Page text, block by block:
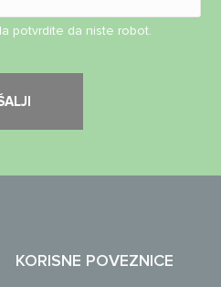
potvrdite da niste robot.
KORISNE POVEZNICE